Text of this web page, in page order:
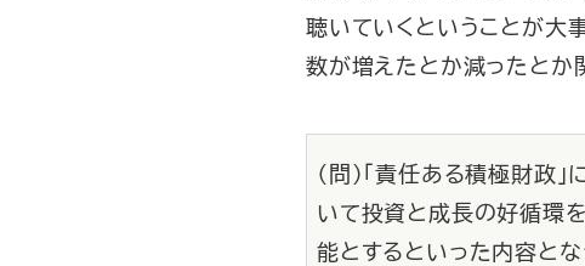
聴いていくということが大
数が増えたとか減ったとか
（問）「責任ある積極財政
いて投資と成長の好循環
能とするといった内容とな